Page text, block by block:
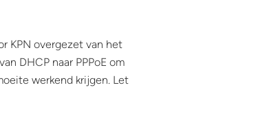
KPN overgezet van het
DHCP naar PPPoE om
werkend krijgen. Let